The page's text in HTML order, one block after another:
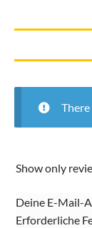
Show only
Deine E-Mail-
Erforderliche